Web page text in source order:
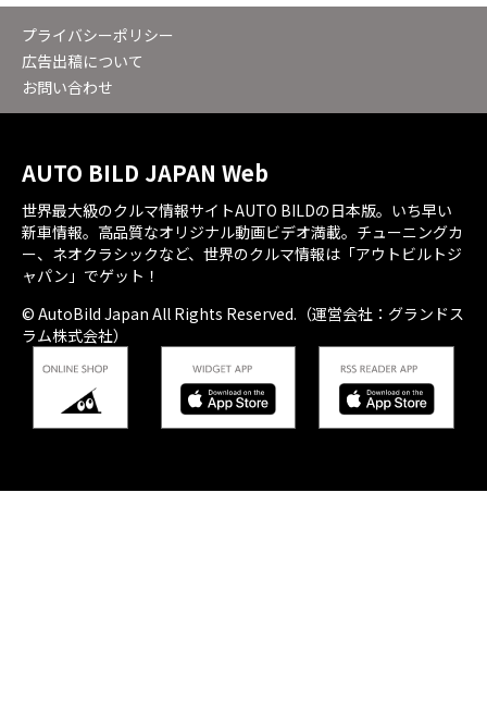
プライバシーポリシー
広告出稿について
お問い合わせ
AUTO BILD JAPAN Web
世界最大級のクルマ情報サイトAUTO BILDの日本版。いち早い
新車情報。高品質なオリジナル動画ビデオ満載。チューニングカ
ー、ネオクラシックなど、世界のクルマ情報は「アウトビルトジ
ャパン」でゲット！
© AutoBild Japan All Rights Reserved.（運営会社：グランドス
ラム株式会社）